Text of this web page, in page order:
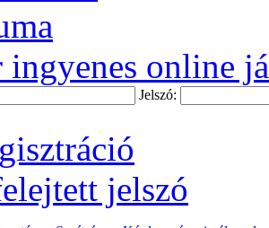
ingyenes online
Jelszó:
jelszó